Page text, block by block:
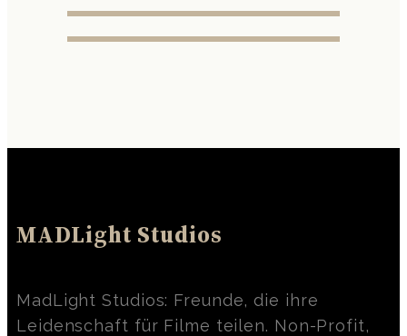
MADLight Studios
MadLight Studios: Freunde, die ihre
Leidenschaft für Filme teilen. Non-Profit,